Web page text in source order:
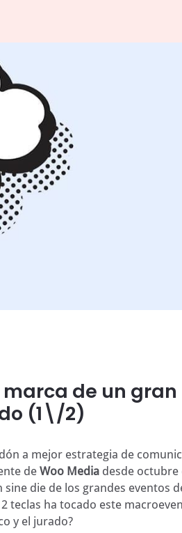
de un gran
(1\/2)
a mejor estrategia de
deWoo Media desde octubre
die de los grandes eventos
teclas ha tocado este
y el jurado?